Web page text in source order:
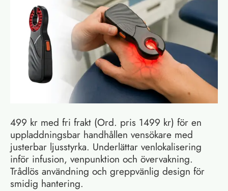
499 kr med fri frakt (Ord. pris 1499 kr) för en
uppladdningsbar handhållen vensökare med
justerbar ljusstyrka. Underlättar venlokalisering
inför infusion, venpunktion och övervakning.
Trådlös användning och greppvänlig design för
smidig hantering.